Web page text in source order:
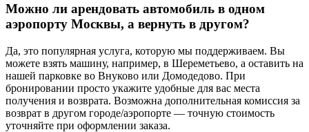
Можно ли арендовать автомобиль в одном
аэропорту Москвы, а вернуть в другом?
Да, это популярная услуга, которую мы поддерживаем. Вы
можете взять машину, например, в Шереметьево, а оставить на
нашей парковке во Внуково или Домодедово. При
бронировании просто укажите удобные для вас места
получения и возврата. Возможна дополнительная комиссия за
возврат в другом городе/аэропорте — точную стоимость
уточняйте при оформлении заказа.